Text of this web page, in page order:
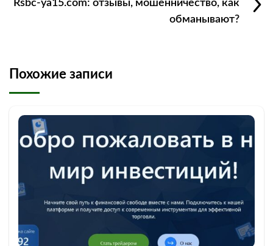
Rsbc-ya15.com: отзывы, мошенничество, как
обманывают?
Похожие записи